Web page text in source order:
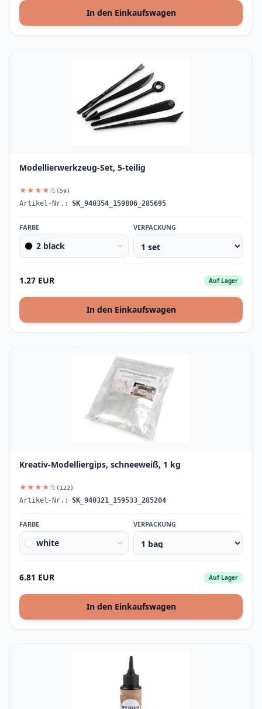
In den Einkaufswagen
Modellierwerkzeug-Set, 5-teilig
★★★★½ (59)
Artikel-Nr.: SK_940354_159806_285695
FARBE
2 black
VERPACKUNG
1.27 EUR Auf Lager
In den Einkaufswagen
Kreativ-Modelliergips, schneeweiß, 1 kg
★★★★½ (122)
Artikel-Nr.: SK_940321_159533_285204
FARBE
white
VERPACKUNG
6.81 EUR Auf Lager
In den Einkaufswagen